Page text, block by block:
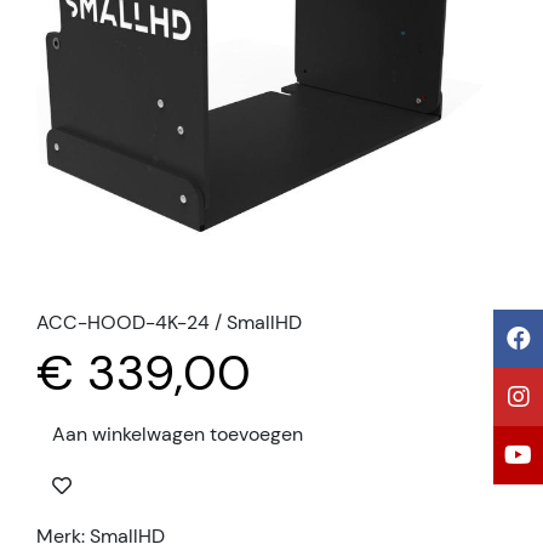
ACC-HOOD-4K-24 / SmallHD
€ 339,00
Aan winkelwagen toevoegen
Merk: SmallHD